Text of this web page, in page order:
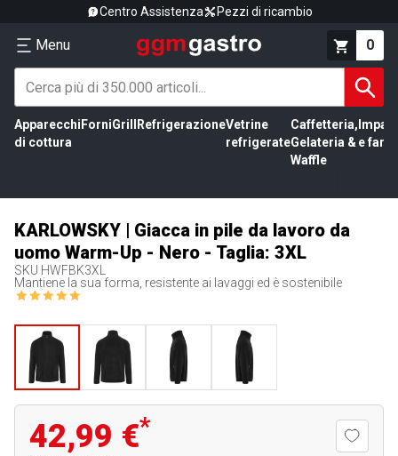
Centro Assistenza Pezzi di ricambio
Menu 0
Apparecchi
di cottura
ForniGrill RefrigerazioneVetrine
refrigerate
Caffetteria,
Gelateria &
Waffle
e
KARLOWSKY | Giacca in pile da lavoro da
uomo Warm-Up - Nero - Taglia: 3XL
SKU HWFBK3XL
Mantiene la sua forma, resistente ai lavaggi ed è sostenibile
42,99 €*